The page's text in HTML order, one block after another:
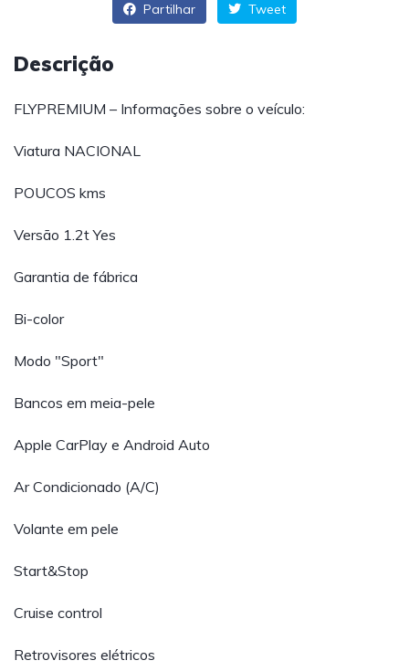
Partilhar Tweet
Descrição
FLYPREMIUM – Informações sobre o veículo:
Viatura NACIONAL
POUCOS kms
Versão 1.2t Yes
Garantia de fábrica
Bi-color
Modo "Sport"
Bancos em meia-pele
Apple CarPlay e Android Auto
Ar Condicionado (A/C)
Volante em pele
Start&Stop
Cruise control
Retrovisores elétricos